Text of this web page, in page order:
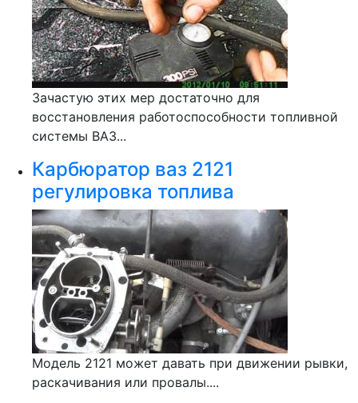
Зачастую этих мер достаточно для
восстановления работоспособности топливной
системы ВАЗ...
Карбюратор ваз 2121
регулировка топлива
Модель 2121 может давать при движении рывки,
раскачивания или провалы....